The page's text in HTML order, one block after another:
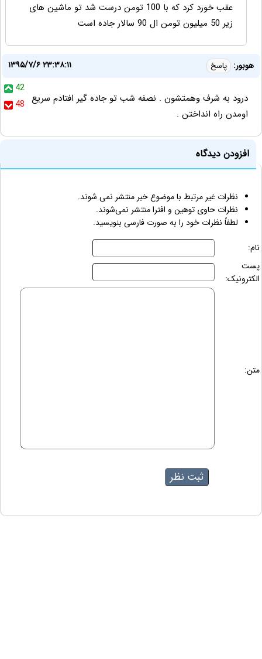
عقب خورد کرد که با 100 تومن درست شد تو ماشین های
زیر 50 میلیون تومن ال 90 سالار جاده است
هوبور: پاسخ
۱۳۹۵/۷/۶ ۲۳:۳۸:۱۱
42
48 درود به شرف وهمتشون . نصفه شب تو جاده گیر افتادم سریع
اومدن راه انداختن .
افزودن دیدگاه
نظرات غیر مرتبط با موضوع خبر منتشر نمی شوند.
نظرات حاوی توهین و افترا منتشر نمی‌شوند.
لطفاً نظرات خود را به صورت فارسی بنویسید.
نام:
پست
الکترونیک:
متن: